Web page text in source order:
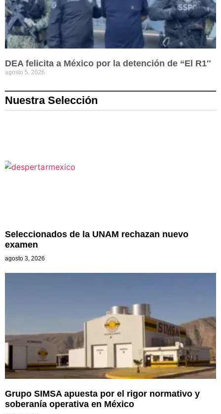
DEA felicita a México por la detención de “El R1″
agosto 5, 2026
Nuestra Selección
Seleccionados de la UNAM rechazan nuevo
examen
agosto 3, 2026
Grupo SIMSA apuesta por el rigor normativo y
soberanía operativa en México